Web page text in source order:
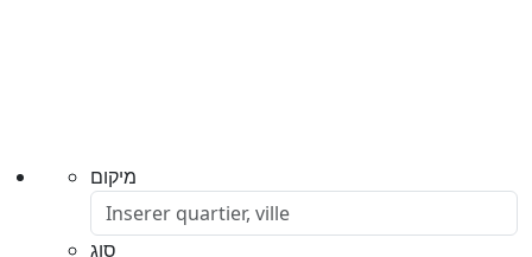
מיקום
סוג